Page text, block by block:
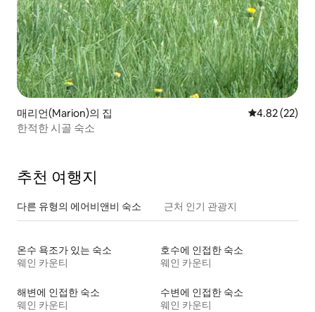
매리언(Marion)의 집 평점 4.82점(5
4.82 (22)
한적한 시골 숙소
추천 여행지
다른 유형의 에어비앤비 숙소 근처 인기 관광지
온수 욕조가 있는 숙소
웨인 카운티
호수에 인접한 숙소
웨인 카운티
해변에 인접한 숙소
웨인 카운티
수변에 인접한 숙소
웨인 카운티